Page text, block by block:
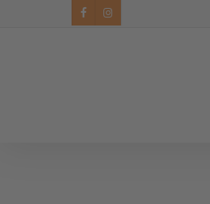
facebookinstagram